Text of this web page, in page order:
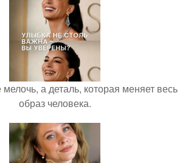
а деталь, которая меняет весь
образ человека.